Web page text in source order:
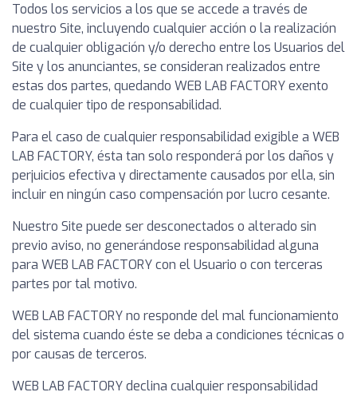
Todos los servicios a los que se accede a través de
nuestro Site, incluyendo cualquier acción o la realización
de cualquier obligación y/o derecho entre los Usuarios del
Site y los anunciantes, se consideran realizados entre
estas dos partes, quedando WEB LAB FACTORY exento
de cualquier tipo de responsabilidad.
Para el caso de cualquier responsabilidad exigible a WEB
LAB FACTORY, ésta tan solo responderá por los daños y
perjuicios efectiva y directamente causados por ella, sin
incluir en ningún caso compensación por lucro cesante.
Nuestro Site puede ser desconectados o alterado sin
previo aviso, no generándose responsabilidad alguna
para WEB LAB FACTORY con el Usuario o con terceras
partes por tal motivo.
WEB LAB FACTORY no responde del mal funcionamiento
del sistema cuando éste se deba a condiciones técnicas o
por causas de terceros.
WEB LAB FACTORY declina cualquier responsabilidad